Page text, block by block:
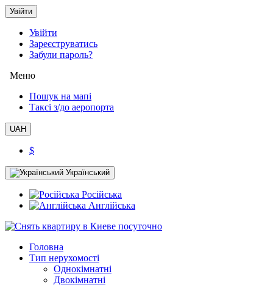
Увійти
Увійти
Зареєструватись
Забули пароль?
Меню
Пошук на мапі
Таксi з/до аеропорта
UAH
$
Український
Російська
Англійська
Головна
Тип нерухомості
Однокімнатні
Двокімнатні